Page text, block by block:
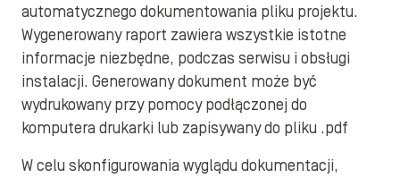
automatycznego dokumentowania pliku projektu.
Wygenerowany raport zawiera wszystkie istotne
informacje niezbędne, podczas serwisu i obsługi
instalacji. Generowany dokument może być
wydrukowany przy pomocy podłączonej do
komputera drukarki lub zapisywany do pliku .pdf
W celu skonfigurowania wyglądu dokumentacji,